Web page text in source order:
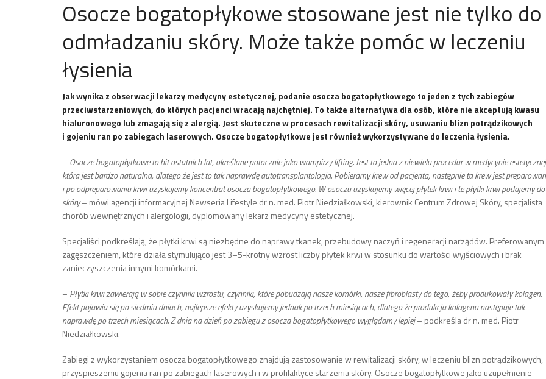
Osocze bogatopłykowe stosowane jest nie tylko do
odmładzaniu skóry. Może także pomóc w leczeniu
łysienia
Jak wynika z obserwacji lekarzy medycyny estetycznej, podanie osocza bogatopłytkowego to jeden z tych zabiegów
przeciwstarzeniowych, do których pacjenci wracają najchętniej. To także alternatywa dla osób, które nie akceptują kwasu
hialuronowego lub zmagają się z alergią. Jest skuteczne w procesach rewitalizacji skóry, usuwaniu blizn potrądzikowych
i gojeniu ran po zabiegach laserowych. Osocze bogatopłytkowe jest również wykorzystywane do leczenia łysienia.
– Osocze bogatopłytkowe to hit ostatnich lat, określane potocznie jako wampirzy lifting. Jest to jedna z niewielu procedur w medycynie
która jest bardzo naturalna, dlatego że jest to tak naprawdę autotransplantologia. Pobieramy krew od pacjenta, następnie ta krew jest
i po odpreparowaniu krwi uzyskujemy koncentrat osocza bogatopłytkowego. W osoczu uzyskujemy więcej płytek krwi i te płytki krwi podajemy do
skóry– mówi agencji informacyjnej Newseria Lifestyle dr n. med. Piotr Niedziałkowski, kierownik Centrum Zdrowej Skóry, specjalista
chorób wewnętrznych i alergologii, dyplomowany lekarz medycyny estetycznej.
Specjaliści podkreślają, że płytki krwi są niezbędne do naprawy tkanek, przebudowy naczyń i regeneracji narządów. Preferowanym
zagęszczeniem, które działa stymulująco jest 3–5-krotny wzrost liczby płytek krwi w stosunku do wartości wyjściowych i brak
zanieczyszczenia innymi komórkami.
– Płytki krwi zawierają w sobie czynniki wzrostu, czynniki, które pobudzają nasze komórki, nasze fibroblasty do tego, żeby produkowały kolagen.
Efekt pojawia się po siedmiu dniach, najlepsze efekty uzyskujemy jednak po trzech miesiącach, dlatego że produkcja kolagenu następuje tak
naprawdę po trzech miesiącach. Z dnia na dzień po zabiegu z osocza bogatopłytkowego wyglądamy lepiej– podkreśla dr n. med. Piotr
Niedziałkowski.
Zabiegi z wykorzystaniem osocza bogatopłytkowego znajdują zastosowanie w rewitalizacji skóry, w leczeniu blizn potrądzikowych,
przyspieszeniu gojenia ran po zabiegach laserowych i w profilaktyce starzenia skóry. Osocze bogatopłytkowe jako uzupełnienie